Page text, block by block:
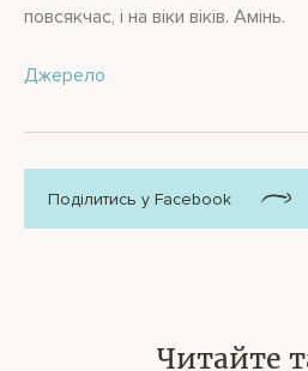
повсякчас, і на віки віків. Амінь.
Джерело
Поділитись у Facebook
Читайте